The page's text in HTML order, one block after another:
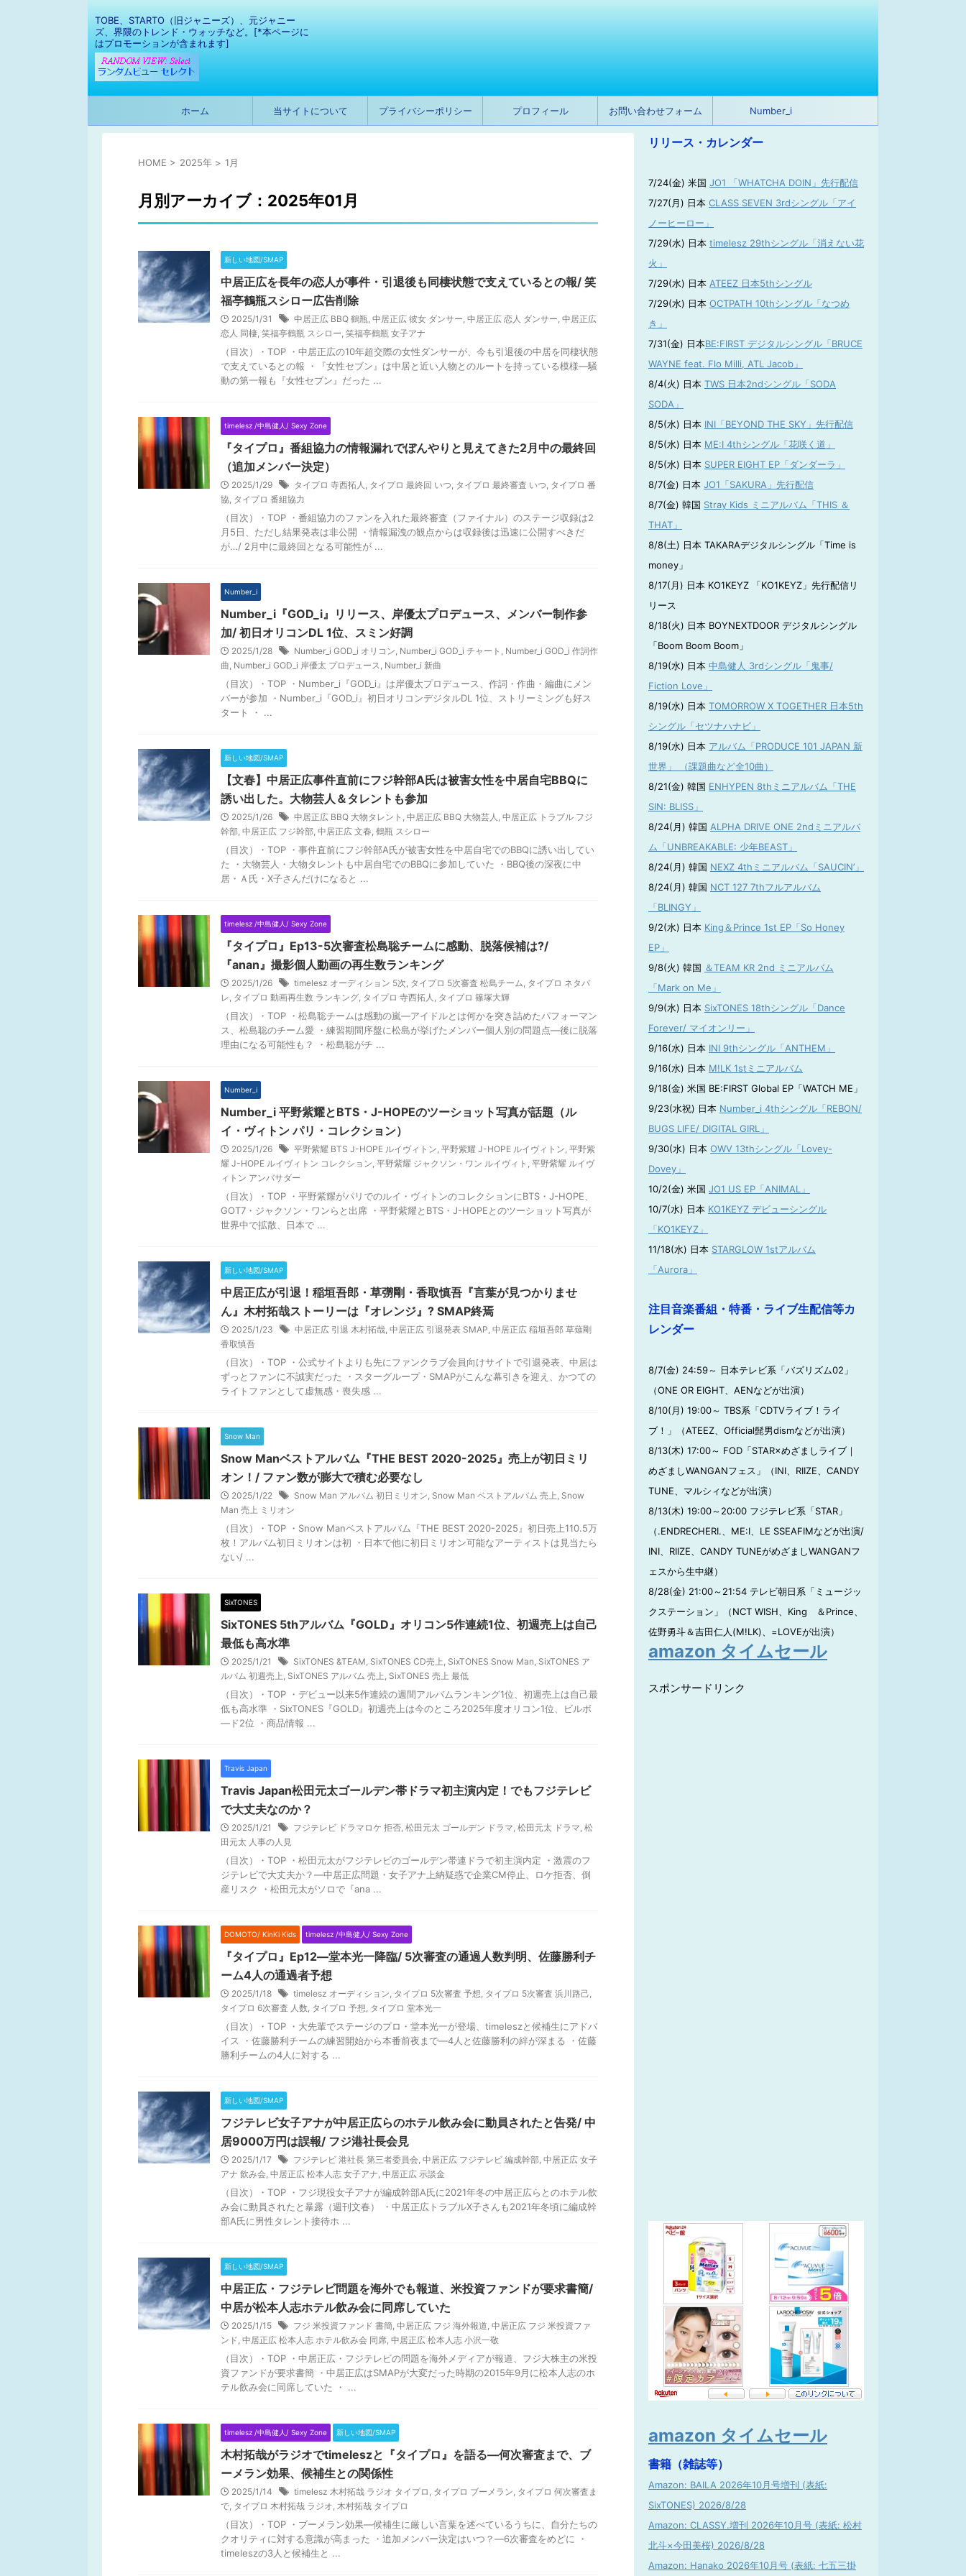
TOBE、STARTO（旧ジャニーズ）、元ジャニー
ズ、界隈のトレンド・ウォッチなど。[*本ページに
はプロモーションが含まれます]
ホーム 当サイトについて プライバシーポリシー プロフィール お問い合わせフォーム Number_i
HOME > 2025年 > 1月
月別アーカイブ：2025年01月
新しい地図/SMAP
中居正広を長年の恋人が事件・引退後も同棲状態で支えているとの報/ 笑
福亭鶴瓶スシロー広告削除
2025/1/31 中居正広 BBQ 鶴瓶, 中居正広 彼女 ダンサー, 中居正広 恋人 ダンサー, 中居正広
恋人 同棲, 笑福亭鶴瓶 スシロー, 笑福亭鶴瓶 女子アナ
（目次）・TOP ・中居正広の10年超交際の女性ダンサーが、今も引退後の中居を同棲状態
で支えているとの報 ・『女性セブン』は中居と近い人物とのルートを持っている模様―騒
動の第一報も『女性セブン』だった ...
timelesz /中島健人/ Sexy Zone
『タイプロ』番組協力の情報漏れでぼんやりと見えてきた2月中の最終回
（追加メンバー決定）
2025/1/29 タイプロ 寺西拓人 , タイプロ 最終回 いつ, タイプロ 最終審査 いつ, タイプロ 番
協, タイプロ 番組協力
（目次）・TOP ・番組協力のファンを入れた最終審査（ファイナル）のステージ収録は2
月5日、ただし結果発表は非公開 ・情報漏洩の観点からは収録後は迅速に公開すべきだ
が…/ 2月中に最終回となる可能性が ...
Number_i
Number_i『GOD_i』リリース、岸優太プロデュース、メンバー制作参
加/ 初日オリコンDL 1位、スミン好調
2025/1/28 Number_i GOD_i オリコン, Number_i GOD_i チャート , Number_i GOD_i 作詞作
曲, Number_i GOD_i 岸優太 プロデュース, Number_i 新曲
（目次）・TOP ・Number_i『GOD_i』は岸優太プロデュース、作詞・作曲・編曲にメン
バーが参加 ・Number_i『GOD_i』初日オリコンデジタルDL 1位、ストリーミングも好ス
タート ・ ...
新しい地図/SMAP
【文春】中居正広事件直前にフジ幹部A氏は被害女性を中居自宅BBQに
誘い出した。大物芸人＆タレントも参加
2025/1/26 中居正広 BBQ 大物タレント , 中居正広 BBQ 大物芸人 , 中居正広 トラブル フジ
幹部, 中居正広 フジ幹部, 中居正広 文春, 鶴瓶 スシロー
（目次）・TOP ・事件直前にフジ幹部A氏が被害女性を中居自宅でのBBQに誘い出してい
た ・大物芸人・大物タレントも中居自宅でのBBQに参加していた ・BBQ後の深夜に中
居・Ａ氏・X子さんだけになると ...
timelesz /中島健人/ Sexy Zone
『タイプロ』Ep13-5次審査松島聡チームに感動、脱落候補は?/
『anan』撮影個人動画の再生数ランキング
2025/1/26 timelesz オーディション 5次, タイプロ 5次審査 松島チーム, タイプロ ネタバ
レ, タイプロ 動画再生数 ランキング, タイプロ 寺西拓人 , タイプロ 篠塚大輝
（目次）・TOP ・松島聡チームは感動の嵐―アイドルとは何かを突き詰めたパフォーマン
ス、松島聡のチーム愛 ・練習期間序盤に松島が挙げたメンバー個人別の問題点―後に脱落
理由になる可能性も？ ・松島聡がチ ...
Number_i
Number_i 平野紫耀とBTS・J-HOPEのツーショット写真が話題（ル
イ・ヴィトン パリ・コレクション）
2025/1/26 平野紫耀 BTS J-HOPE ルイヴィトン, 平野紫耀 J-HOPE ルイヴィトン, 平野紫
耀 J-HOPE ルイヴィトン コレクション, 平野紫耀 ジャクソン・ワン ルイヴィト , 平野紫耀 ルイヴ
ィトン アンバサダー
（目次）・TOP ・平野紫耀がパリでのルイ・ヴィトンのコレクションにBTS・J-HOPE、
GOT7・ジャクソン・ワンらと出席 ・平野紫耀とBTS・J-HOPEとのツーショット写真が
世界中で拡散、日本で ...
新しい地図/SMAP
中居正広が引退！稲垣吾郎・草彅剛・香取慎吾『言葉が見つかりませ
ん』木村拓哉ストーリーは『オレンジ』? SMAP終焉
2025/1/23 中居正広 引退 木村拓哉, 中居正広 引退発表 SMAP, 中居正広 稲垣吾郎 草薙剛
香取慎吾
（目次）・TOP ・公式サイトよりも先にファンクラブ会員向けサイトで引退発表、中居は
ずっとファンに不誠実だった ・スターグループ・SMAPがこんな幕引きを迎え、かつての
ライトファンとして虚無感・喪失感 ...
Snow Man
Snow Manベストアルバム『THE BEST 2020-2025』売上が初日ミリ
オン！/ ファン数が膨大で積む必要なし
2025/1/22 Snow Man アルバム 初日ミリオン, Snow Man ベストアルバム 売上, Snow
Man 売上 ミリオン
（目次）・TOP ・Snow Manベストアルバム『THE BEST 2020-2025』初日売上110.5万
枚！アルバム初日ミリオンは初 ・日本で他に初日ミリオン可能なアーティストは見当たら
ない/ ...
SixTONES
SixTONES 5thアルバム『GOLD』オリコン5作連続1位、初週売上は自己
最低も高水準
2025/1/21 SixTONES &TEAM, SixTONES CD売上, SixTONES Snow Man, SixTONES ア
ルバム 初週売上, SixTONES アルバム 売上, SixTONES 売上 最低
（目次）・TOP ・デビュー以来5作連続の週間アルバムランキング1位、初週売上は自己最
低も高水準 ・SixTONES『GOLD』初週売上は今のところ2025年度オリコン1位、ビルボ
―ド2位 ・商品情報 ...
Travis Japan
Travis Japan松田元太ゴールデン帯ドラマ初主演内定！でもフジテレビ
で大丈夫なのか？
2025/1/21 フジテレビ ドラマロケ 拒否, 松田元太 ゴールデン ドラマ, 松田元太 ドラマ, 松
田元太 人事の人見
（目次）・TOP ・松田元太がフジテレビのゴールデン帯連ドラで初主演内定 ・激震のフ
ジテレビで大丈夫か？―中居正広問題・女子アナ上納疑惑で企業CM停止、ロケ拒否、倒
産リスク ・松田元太がソロで『ana ...
DOMOTO/ KinKi Kids timelesz /中島健人/ Sexy Zone
『タイプロ』Ep12―堂本光一降臨/ 5次審査の通過人数判明、佐藤勝利チ
ーム4人の通過者予想
2025/1/18 timelesz オーディション, タイプロ 5次審査 予想, タイプロ 5次審査 浜川路己,
タイプロ 6次審査 人数, タイプロ 予想, タイプロ 堂本光一
（目次）・TOP ・大先輩でステージのプロ・堂本光一が登場、timeleszと候補生にアドバ
イス ・佐藤勝利チームの練習開始から本番前夜まで―4人と佐藤勝利の絆が深まる ・佐藤
勝利チームの4人に対する ...
新しい地図/SMAP
フジテレビ女子アナが中居正広らのホテル飲み会に動員されたと告発/ 中
居9000万円は誤報/ フジ港社長会見
2025/1/17 フジテレビ 港社長 第三者委員会, 中居正広 フジテレビ 編成幹部, 中居正広 女子
アナ 飲み会, 中居正広 松本人志 女子アナ, 中居正広 示談金
（目次）・TOP ・フジ現役女子アナが編成幹部A氏に2021年冬の中居正広らとのホテル飲
み会に動員されたと暴露（週刊文春） ・中居正広トラブルX子さんも2021年冬頃に編成幹
部A氏に男性タレント接待ホ ...
新しい地図/SMAP
中居正広・フジテレビ問題を海外でも報道、米投資ファンドが要求書簡/
中居が松本人志ホテル飲み会に同席していた
2025/1/15 フジ 米投資ファンド 書簡, 中居正広 フジ 海外報道, 中居正広 フジ 米投資ファ
ンド, 中居正広 松本人志 ホテル飲み会 同席, 中居正広 松本人志 小沢一敬
（目次）・TOP ・中居正広・フジテレビの問題を海外メディアが報道、フジ大株主の米投
資ファンドが要求書簡 ・中居正広はSMAPが大変だった時期の2015年9月に松本人志のホ
テル飲み会に同席していた ・ ...
timelesz /中島健人/ Sexy Zone 新しい地図/SMAP
木村拓哉がラジオでtimeleszと『タイプロ』を語る―何次審査まで、ブ
ーメラン効果、候補生との関係性
2025/1/14 timelesz 木村拓哉 ラジオ タイプロ , タイプロ ブーメラン, タイプロ 何次審査ま
で, タイプロ 木村拓哉 ラジオ, 木村拓哉 タイプロ
（目次）・TOP ・ブーメラン効果―候補生に厳しい言葉を述べているうちに、自分たちの
クオリティに対する意識が高まった ・追加メンバー決定はいつ？―6次審査をめどに ・
timeleszの3人と候補生と ...
リリース・カレンダー
7/24(金) 米国 JO1 「WHATCHA DOIN」先行配信
7/27(月) 日本 CLASS SEVEN 3rdシングル「アイ
ノーヒーロー」
7/29(水) 日本 timelesz 29thシングル「消えない花
火」
7/29(水) 日本 ATEEZ 日本5thシングル
7/29(水) 日本 OCTPATH 10thシングル「なつめ
き」
7/31(金) 日本BE:FIRST デジタルシングル「BRUCE
WAYNE feat. Flo Milli, ATL Jacob」
8/4(火) 日本 TWS 日本2ndシングル「SODA
SODA」
8/5(水) 日本 INI「BEYOND THE SKY」先行配信
8/5(水) 日本 ME:I 4thシングル「花咲く道」
8/5(水) 日本 SUPER EIGHT EP「ダンダーラ」
8/7(金) 日本 JO1「SAKURA」先行配信
8/7(金) 韓国 Stray Kids ミニアルバム「THIS ＆
THAT」
8/8(土) 日本 TAKARAデジタルシングル「Time is
money」
8/17(月) 日本 KO1KEYZ 「KO1KEYZ」先行配信リ
リース
8/18(火) 日本 BOYNEXTDOOR デジタルシングル
「Boom Boom Boom」
8/19(水) 日本 中島健人 3rdシングル「鬼事/
Fiction Love」
8/19(水) 日本 TOMORROW X TOGETHER 日本5th
シングル「セツナハナビ」
8/19(水) 日本 アルバム「PRODUCE 101 JAPAN 新
世界」 （課題曲など全10曲）
8/21(金) 韓国 ENHYPEN 8thミニアルバム「THE
SIN: BLISS」
8/24(月) 韓国 ALPHA DRIVE ONE 2ndミニアルバ
ム「UNBREAKABLE: 少年BEAST」
8/24(月) 韓国 NEXZ 4thミニアルバム「SAUCIN’」
8/24(月) 韓国 NCT 127 7thフルアルバム
「BLINGY」
9/2(水) 日本 King＆Prince 1st EP「So Honey
EP」
9/8(火) 韓国 ＆TEAM KR 2nd ミニアルバム
「Mark on Me」
9/9(水) 日本 SixTONES 18thシングル「Dance
Forever/ マイオンリー」
9/16(水) 日本 INI 9thシングル「ANTHEM」
9/16(水) 日本 M!LK 1stミニアルバム
9/18(金) 米国 BE:FIRST Global EP「WATCH ME」
9/23(水祝) 日本 Number_i 4thシングル「REBON/
BUGS LIFE/ DIGITAL GIRL」
9/30(水) 日本 OWV 13thシングル「Lovey-
Dovey」
10/2(金) 米国 JO1 US EP「ANIMAL」
10/7(水) 日本 KO1KEYZ デビューシングル
「KO1KEYZ」
11/18(水) 日本 STARGLOW 1stアルバム
「Aurora」
注目音楽番組・特番・ライブ生配信等カ
レンダー
8/7(金) 24:59～ 日本テレビ系「バズリズム02」
（ONE OR EIGHT、AENなどが出演）
8/10(月) 19:00～ TBS系「CDTVライブ！ライ
ブ！」（ATEEZ、Official髭男dismなどが出演）
8/13(木) 17:00～ FOD「STAR×めざましライブ｜
めざましWANGANフェス」（INI、RIIZE、CANDY
TUNE、マルシィなどが出演）
8/13(木) 19:00～20:00 フジテレビ系「STAR」
（.ENDRECHERI.、ME:I、LE SSEAFIMなどが出演/
INI、RIIZE、CANDY TUNEがめざましWANGANフ
ェスから生中継）
8/28(金) 21:00～21:54 テレビ朝日系「ミュージッ
クステーション」（NCT WISH、King ＆Prince、
佐野勇斗＆吉田仁人(M!LK)、=LOVEが出演）
amazon タイムセール
スポンサードリンク
amazon タイムセール
書籍（雑誌等）
Amazon: BAILA 2026年10月号増刊 (表紙:
SixTONES) 2026/8/28
Amazon: CLASSY.増刊 2026年10月号 (表紙: 松村
北斗×今田美桜) 2026/8/28
Amazon: Hanako 2026年10月号 (表紙: 七五三掛